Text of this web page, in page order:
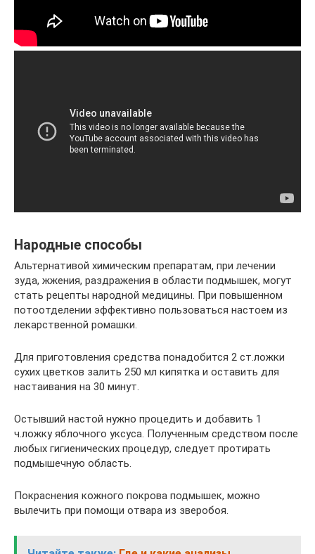
Народные способы
Альтернативой химическим препаратам, при лечении
зуда, жжения, раздражения в области подмышек, могут
стать рецепты народной медицины. При повышенном
потоотделении эффективно пользоваться настоем из
лекарственной ромашки.
Для приготовления средства понадобится 2 ст.ложки
сухих цветков залить 250 мл кипятка и оставить для
настаивания на 30 минут.
Остывший настой нужно процедить и добавить 1
ч.ложку яблочного уксуса. Полученным средством после
любых гигиенических процедур, следует протирать
подмышечную область.
Покраснения кожного покрова подмышек, можно
вылечить при помощи отвара из зверобоя.